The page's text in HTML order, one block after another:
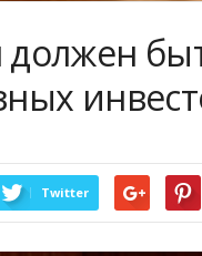
Twitter